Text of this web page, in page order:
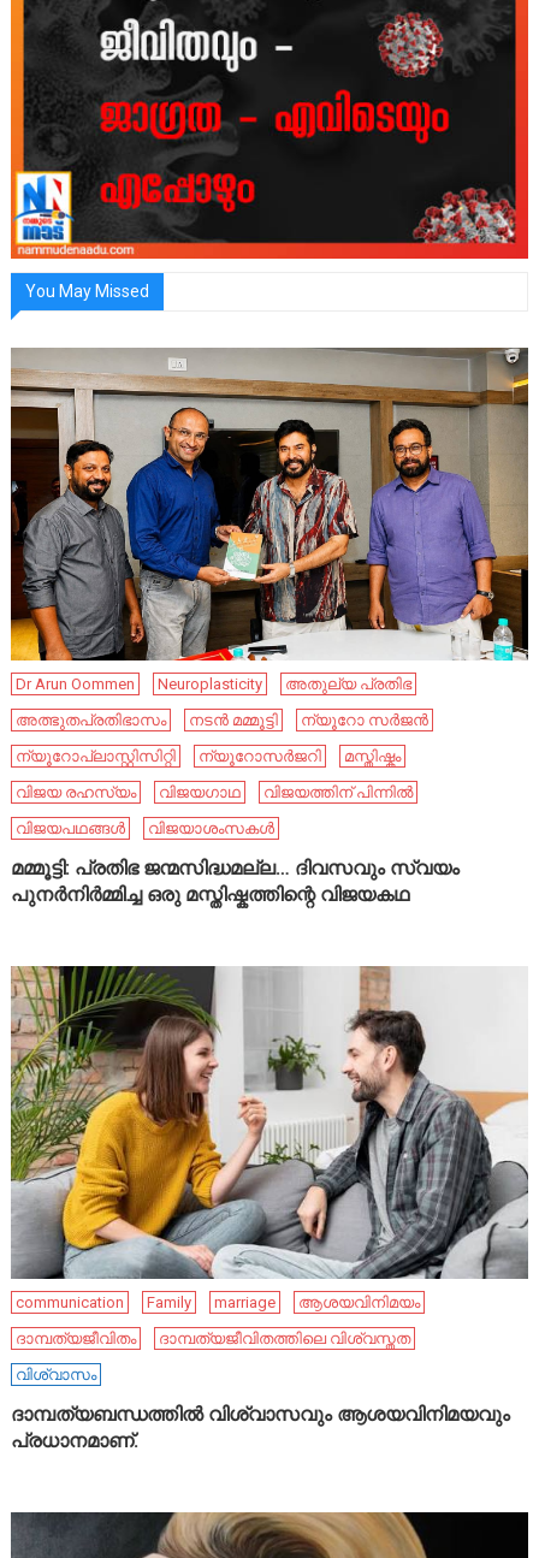
You May Missed
Dr Arun Oommen Neuroplasticity
അതുല്യ പ്രതിഭ
അത്ഭുതപ്രതിഭാസം
നടൻ മമ്മൂട്ടി
ന്യൂറോ സർജൻ
ന്യൂറോപ്ലാസ്റ്റിസിറ്റി
ന്യൂറോസർജറി
മസ്തിഷ്കം
വിജയ രഹസ്യം
വിജയഗാഥ
വിജയത്തിന് പിന്നിൽ
വിജയപഥങ്ങൾ
വിജയാശംസകൾ
മമ്മൂട്ടി: പ്രതിഭ ജന്മസിദ്ധമല്ല… ദിവസവും സ്വയം
പുനർനിർമ്മിച്ച ഒരു മസ്തിഷ്കത്തിന്റെ വിജയകഥ
communication Family marriage
ആശയവിനിമയം
ദാമ്പത്യജീവിതം
ദാമ്പത്യജീവിതത്തിലെ വിശ്വസ്തത
വിശ്വാസം
ദാമ്പത്യബന്ധത്തിൽ വിശ്വാസവും ആശയവിനിമയവും
പ്രധാനമാണ്.